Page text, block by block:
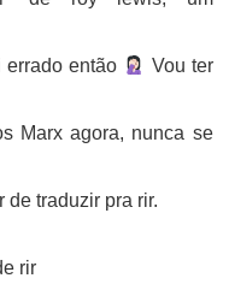
então
Vou ter
Marx agora, nunca se
traduzir pra rir.
rir